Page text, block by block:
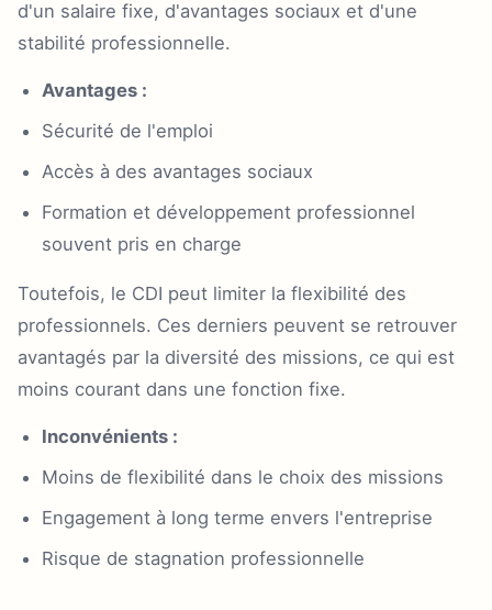
d'un salaire fixe, d'avantages sociaux et d'une
stabilité professionnelle.
Avantages :
Sécurité de l'emploi
Accès à des avantages sociaux
Formation et développement professionnel
souvent pris en charge
Toutefois, le CDI peut limiter la flexibilité des
professionnels. Ces derniers peuvent se retrouver
avantagés par la diversité des missions, ce qui est
moins courant dans une fonction fixe.
Inconvénients :
Moins de flexibilité dans le choix des missions
Engagement à long terme envers l'entreprise
Risque de stagnation professionnelle